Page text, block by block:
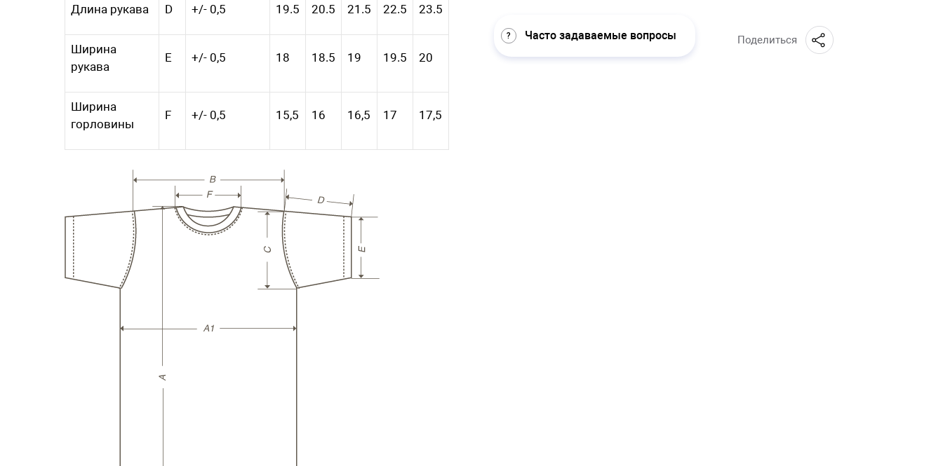
Длина рукава D +/- 0,5 19.5 20.5 21.5 22.5 23.5
Ширина
рукава
E +/- 0,5 18 18.5 19 19.5 20
Ширина
горловины
F +/- 0,5 15,5 16 16,5 17 17,5
Часто задаваемые вопросы Поделиться